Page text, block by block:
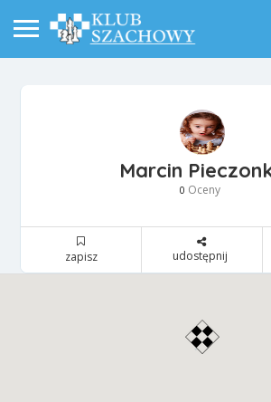
Marcin
0 Oceny
zapisz udostępnij